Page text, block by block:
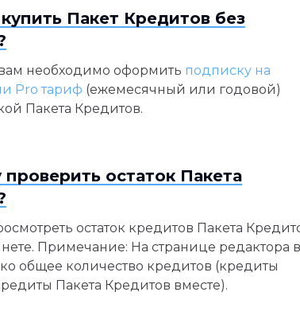
Пакет Кредитов без
необходимо оформить подписку на
Pro тариф (ежемесячный или годовой)
Пакета Кредитов.
проверить остаток Пакета
остаток кредитов Пакета
Примечание: На странице редактора
общее количество кредитов (кредиты
Пакета Кредитов вместе).